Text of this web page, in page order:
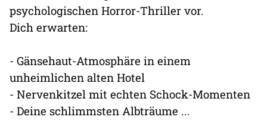
psychologischen Horror-Thriller vor.
Dich erwarten:
- Gänsehaut-Atmosphäre in einem
unheimlichen alten Hotel
- Nervenkitzel mit echten Schock-Momenten
- Deine schlimmsten Albträume ...